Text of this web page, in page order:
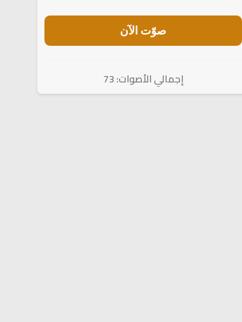
صوّت الآن
إجمالي الأصوات: 73